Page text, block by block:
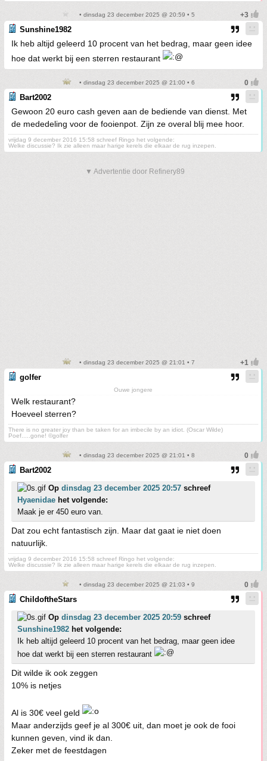
• dinsdag 23 december 2025 @ 20:59 • 5
Sunshine1982
Ik heb altijd geleerd 10 procent van het bedrag, maar geen idee
hoe dat werkt bij een sterren restaurant
• dinsdag 23 december 2025 @ 21:00 • 6
Bart2002
Gewoon 20 euro cash geven aan de bediende van dienst. Met
de mededeling voor de fooienpot. Zijn ze overal blij mee hoor.
vrijdag 9 december 2016 15:58 schreef Ringo het volgende:
Welke discussie? Ik zie alleen maar harige kerels die elkaar de rug inzepen.
▼ Advertentie door Refinery89
• dinsdag 23 december 2025 @ 21:01 • 7
golfer
Ouwe jongere
Welk restaurant?
Hoeveel sterren?
There is no greater joy than be taken for an imbecile by an idiot. (Oscar Wilde)
Poef.....gone! ©golfer
• dinsdag 23 december 2025 @ 21:01 • 8
Bart2002
Op dinsdag 23 december 2025 20:57 schreef
Hyaenidae het volgende:
Maak je er 450 euro van.
Dat zou echt fantastisch zijn. Maar dat gaat ie niet doen
natuurlijk.
vrijdag 9 december 2016 15:58 schreef Ringo het volgende:
Welke discussie? Ik zie alleen maar harige kerels die elkaar de rug inzepen.
• dinsdag 23 december 2025 @ 21:03 • 9
ChildoftheStars
Op dinsdag 23 december 2025 20:59 schreef
Sunshine1982 het volgende:
Ik heb altijd geleerd 10 procent van het bedrag, maar geen idee
hoe dat werkt bij een sterren restaurant
Dit wilde ik ook zeggen
10% is netjes
Al is 30€ veel geld
Maar anderzijds geef je al 300€ uit, dan moet je ook de fooi
kunnen geven, vind ik dan.
Zeker met de feestdagen